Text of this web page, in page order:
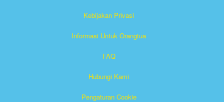
Kebijakan Privasi
Informasi Untuk Orangtua
FAQ
Hubungi Kami
Pengaturan Cookie